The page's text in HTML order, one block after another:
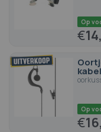
Op
€
kabel
Op
€